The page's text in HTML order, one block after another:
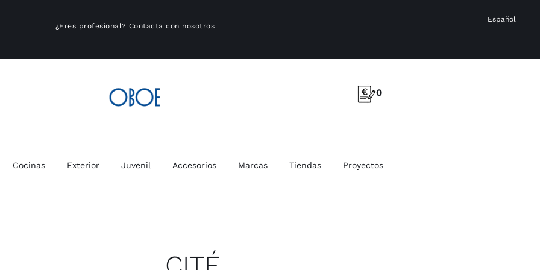
¿Eres profesional? Contacta con nosotros
Español
0
Cocinas Exterior Juvenil Accesorios Marcas Tiendas Proyectos